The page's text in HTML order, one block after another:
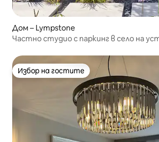
Дом – Lympstone
Частно студио с паркинг в село на
Избор на гостите
Избор на гостите